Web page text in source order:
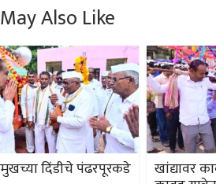
Also Like
दिंडीचे पंढरपूरकडे खांद्यावर